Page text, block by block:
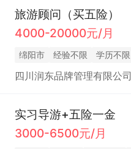
旅游顾问（买五险）
4000-20000元/月
绵阳市 经验不限 学历不限
四川润东品牌管理有限公司
实习导游+五险一金
3000-6500元/月